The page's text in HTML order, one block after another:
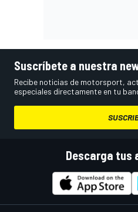
Suscríbete a nuestra
Recibe noticias de motorsport,
especiales directamente en tu
Descarga tus